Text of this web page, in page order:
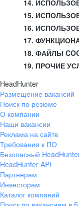
14.
15.
16.
17.
18. ФАЙЛЫ
19. ПРОЧИЕ
HeadHunter
Размещение вакансий
Поиск по резюме
О компании
Наши вакансии
Реклама на сайте
Требования к ПО
Безопасный
HeadHunter API
Партнерам
Инвесторам
Каталог компаний